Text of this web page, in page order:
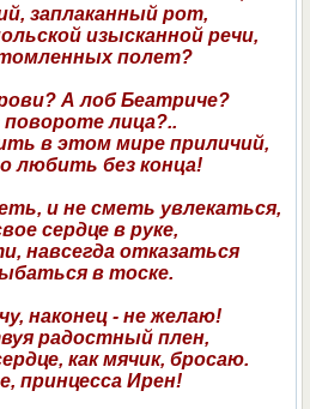
заплаканный рот,
изысканной речи,
полет?
А лоб Беатриче?
повороте лица?..
в этом мире приличий,
любить без конца!
и не сметь увлекаться,
сердце в руке,
навсегда отказаться
в тоске.
наконец - не желаю!
радостный плен,
как мячик, бросаю.
принцесса Ирен!